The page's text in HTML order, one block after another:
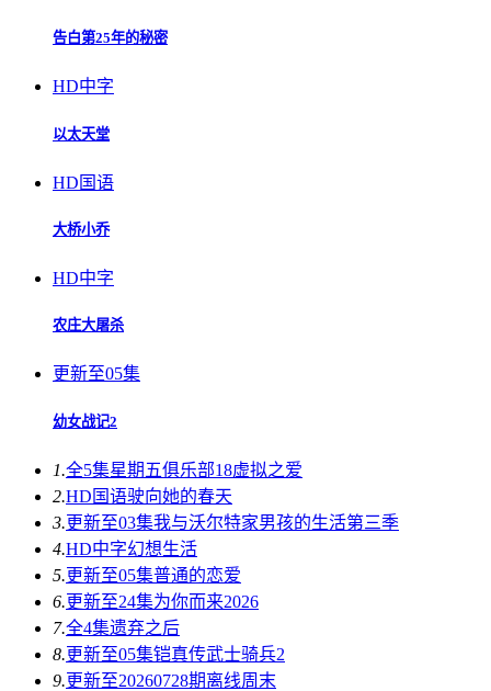
告白第25年的秘密
HD中字
以太天堂
HD国语
大桥小乔
HD中字
农庄大屠杀
更新至05集
幼女战记2
1.全5集星期五俱乐部18虚拟之爱
2.HD国语驶向她的春天​
3.更新至03集我与沃尔特家男孩的生活第三季
4.HD中字幻想生活
5.更新至05集普通的恋爱
6.更新至24集为你而来2026
7.全4集遗弃之后
8.更新至05集铠真传武士骑兵2
9.更新至20260728期离线周末